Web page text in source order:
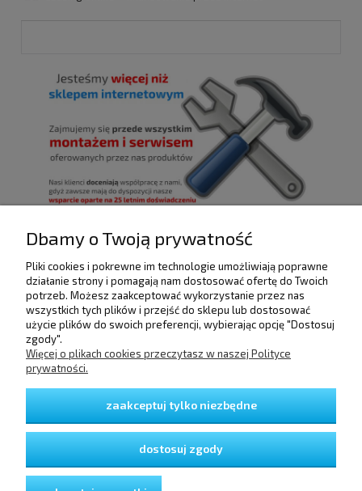
POMOC
DOSTAWA I PŁATNOŚCI
GWARANCJA I ZWROTY
O FIRMIE
Dbamy o Twoją prywatność
Pliki cookies i pokrewne im technologie umożliwiają poprawne
działanie strony i pomagają nam dostosować ofertę do Twoich
potrzeb. Możesz zaakceptować wykorzystanie przez nas
wszystkich tych plików i przejść do sklepu lub dostosować
użycie plików do swoich preferencji, wybierając opcję "Dostosuj
zgody".
Więcej o plikach cookies przeczytasz w naszej Polityce
prywatności.
zaakceptuj tylko niezbędne
dostosuj zgody